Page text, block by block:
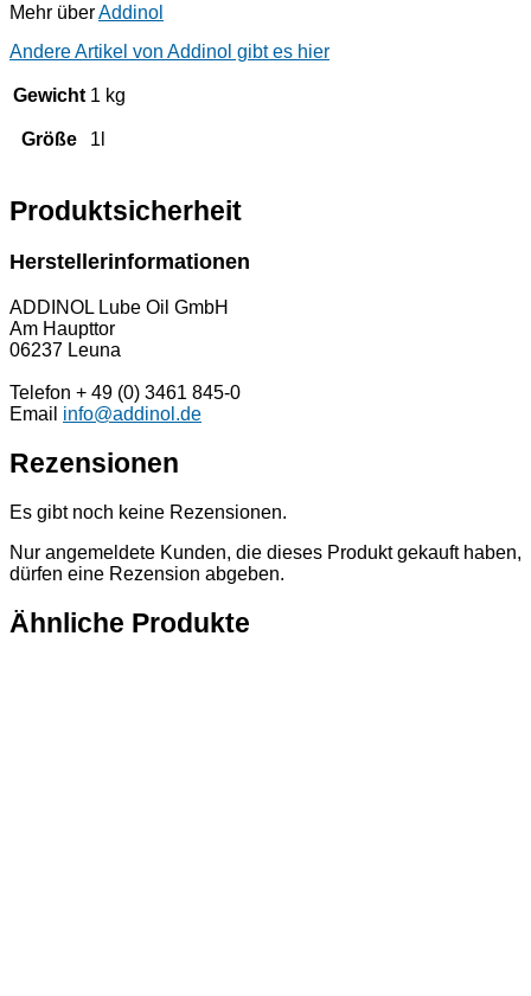
Mehr überAddinol
Andere Artikel von Addinol gibt es hier
Gewicht 1 kg
Größe 1l
Produktsicherheit
Herstellerinformationen
ADDINOL Lube Oil GmbH
Am Haupttor
06237 Leuna
Telefon + 49 (0) 3461 845-0
Email info@addinol.de
Rezensionen
Es gibt noch keine Rezensionen.
Nur angemeldete Kunden, die dieses Produkt gekauft haben,
dürfen eine Rezension abgeben.
Ähnliche Produkte